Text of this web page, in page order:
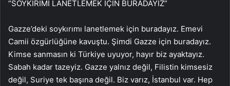
“SOYKIRIMI LANETLEMEK İÇİN BURADAYIZ”
Gazze’deki soykırımı lanetlemek için buradayız. Emevi
Camii özgürlüğüne kavuştu. Şimdi Gazze için buradayız.
Kimse sanmasın ki Türkiye uyuyor, hayır biz ayaktayız.
Sabah kadar tazeyiz. Gazze yalnız değil, Filistin kimsesiz
değil, Suriye tek başına değil. Biz varız, İstanbul var. Hep